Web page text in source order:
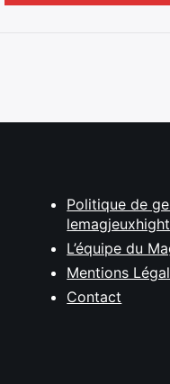
Politique de
L’équipe du
Mentions
Contact